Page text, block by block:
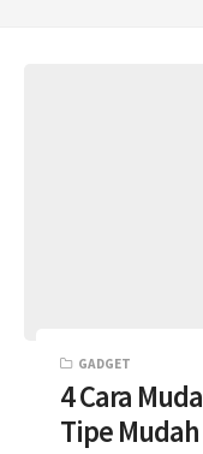
GADGET
4 Cara
Tipe